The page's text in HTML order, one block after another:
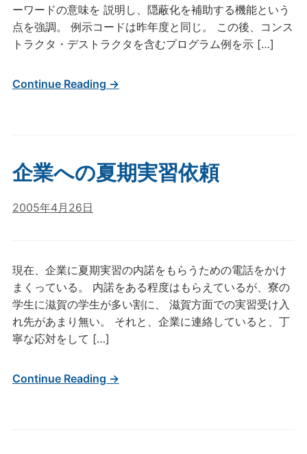
ーワードの意味を 説明し、隠蔽化を補助する機能という
点を強調。 例示コードは昨年度と同じ。 この後、コンス
トラクタ・デストラクタを含むプログラム例を示 […]
Continue Reading →
企業への夏期実習依頼
2005年4月26日
現在、企業に夏期実習の内諾をもらうための電話をかけ
まくっている。 内諾をある程度はもらえているが、寮の
学生に滋賀の学生が多い割に、 滋賀方面での実習受け入
れ先があまり無い。 それと、企業に連絡していると、丁
寧な応対をして […]
Continue Reading →